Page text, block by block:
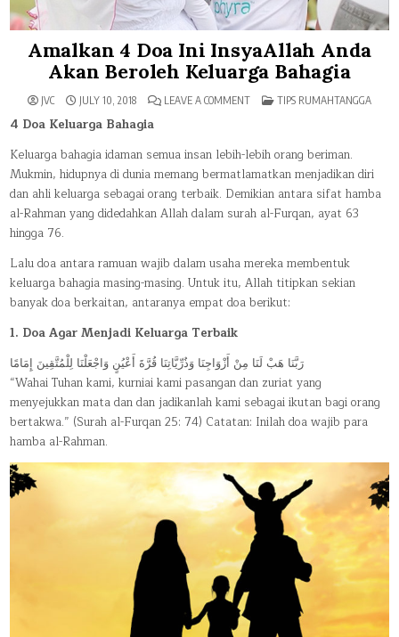
Amalkan 4 Doa Ini InsyaAllah Anda
Akan Beroleh Keluarga Bahagia
JVC JULY 10, 2018 LEAVE A COMMENTON
INSYAALLAH
AKAN
KELUARGA
BAHAGIA
POSTED
TIPS RUMAHTANGGA
4 Doa Keluarga Bahagia
Keluarga bahagia idaman semua insan lebih-lebih orang beriman.
Mukmin, hidupnya di dunia memang bermatlamatkan menjadikan diri
dan ahli keluarga sebagai orang terbaik. Demikian antara sifat hamba
al-Rahman yang didedahkan Allah dalam surah al-Furqan, ayat 63
hingga 76.
Lalu doa antara ramuan wajib dalam usaha mereka membentuk
keluarga bahagia masing-masing. Untuk itu, Allah titipkan sekian
banyak doa berkaitan, antaranya empat doa berikut:
1. Doa Agar Menjadi Keluarga Terbaik
رَبَّنَا هَبْ لَنَا مِنْ أَزْوَاجِنَا وَذُرِّيَّاتِنَا قُرَّةَ أَعْيُنٍ وَاجْعَلْنَا لِلْمُتَّقِينَ إِمَامًا
“Wahai Tuhan kami, kurniai kami pasangan dan zuriat yang
menyejukkan mata dan dan jadikanlah kami sebagai ikutan bagi orang
bertakwa.” (Surah al-Furqan 25: 74) Catatan: Inilah doa wajib para
hamba al-Rahman.